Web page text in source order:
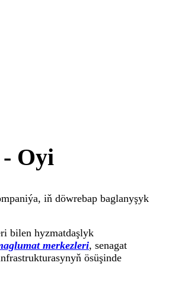
Oyi
iň döwrebap baglanyşyk
bilen hyzmatdaşlyk
merkezleri, senagat
ösüşinde